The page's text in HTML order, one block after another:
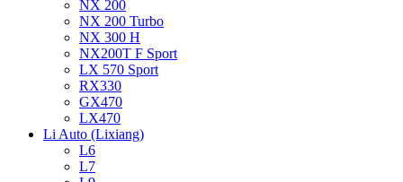
NX 200
NX 200 Turbo
NX 300 H
NX200T F Sport
LX 570 Sport
RX330
GX470
LX470
Li Auto (Lixiang)
L6
L7